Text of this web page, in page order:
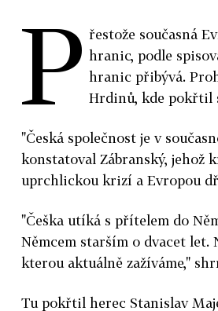
P řestože současná
hranic, podle
hranic přibývá.
Hrdinů, kde pokřtil
"Česká společnost je v
konstatoval Zábranský, jehož
uprchlickou krizí a Evropou
"Češka utíká s přítelem do
Němcem starším o dvacet let.
kterou aktuálně zažíváme,"
Tu pokřtil herec Stanislav